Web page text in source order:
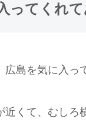
ってくれ
島を気に入っ
くて、むしろ